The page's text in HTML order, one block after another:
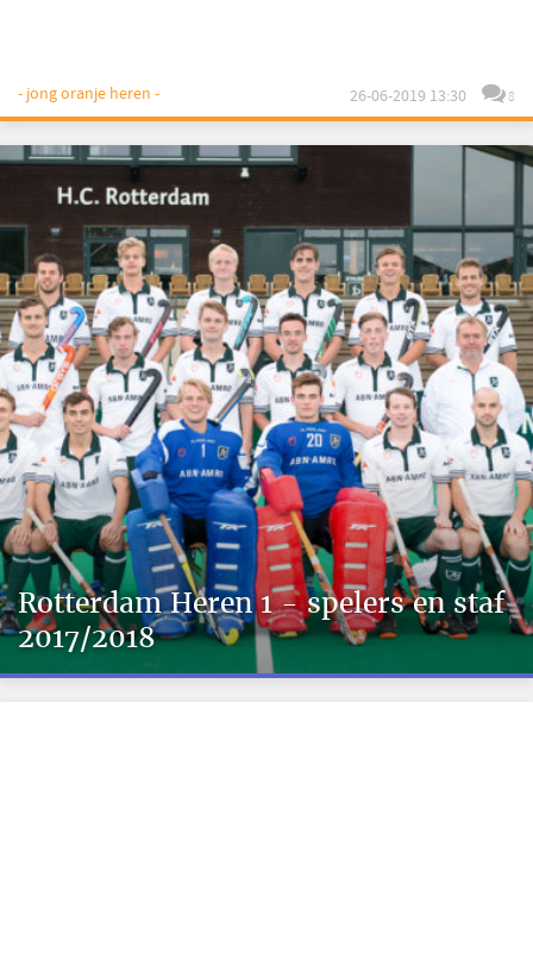
- jong oranje heren - 26-06-2019 13:30 8
Rotterdam Heren 1 - spelers en staf
2017/2018